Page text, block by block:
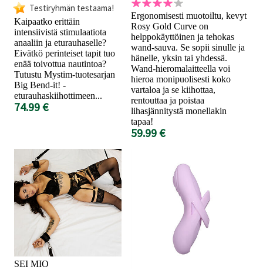
Testiryhmän testaama!
Kaipaatko erittäin
intensiivistä stimulaatiota
anaaliin ja eturauhaselle?
Eivätkö perinteiset tapit tuo
enää toivottua nautintoa?
Tutustu Mystim-tuotesarjan
Big Bend-it! -
eturauhaskiihottimeen...
74.99 €
Ergonomisesti muotoiltu, kevyt
Rosy Gold Curve on
helppokäyttöinen ja tehokas
wand-sauva. Se sopii sinulle ja
hänelle, yksin tai yhdessä.
Wand-hieromalaitteella voi
hieroa monipuolisesti koko
vartaloa ja se kiihottaa,
rentouttaa ja poistaa
lihasjännitystä monellakin
tapaa!
59.99 €
SEI MIO